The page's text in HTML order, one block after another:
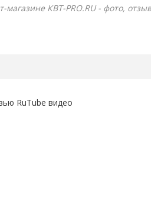
магазине КВТ-PRO.RU - фото,